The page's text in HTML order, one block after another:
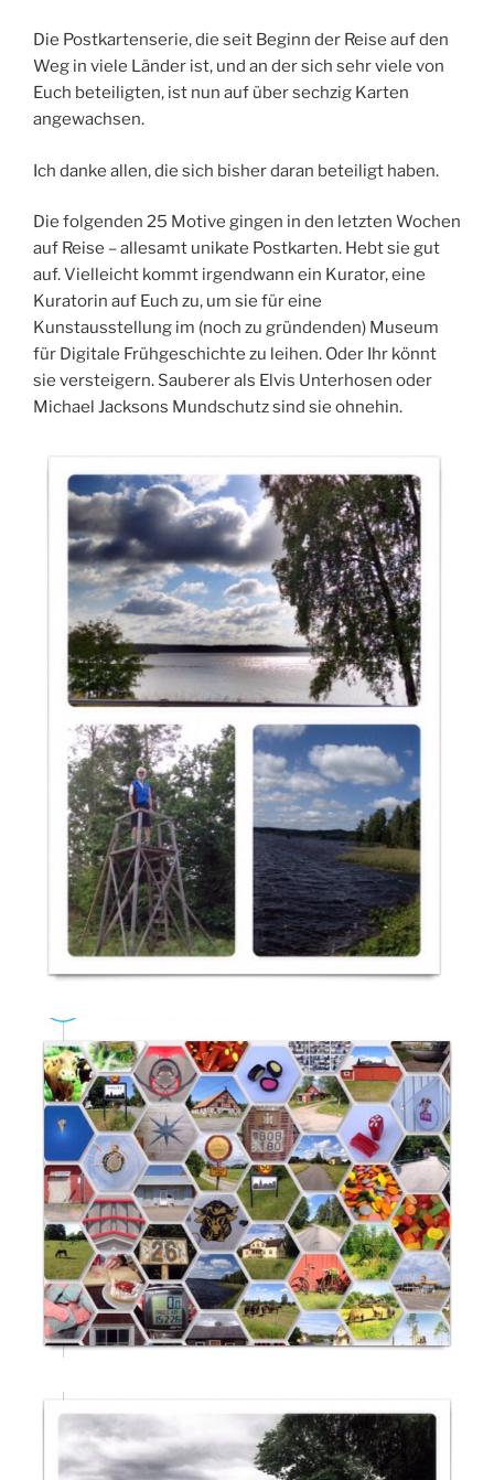
Die Postkartenserie, die seit Beginn der Reise auf den
Weg in viele Länder ist, und an der sich sehr viele von
Euch beteiligten, ist nun auf über sechzig Karten
angewachsen.
Ich danke allen, die sich bisher daran beteiligt haben.
Die folgenden 25 Motive gingen in den letzten Wochen
auf Reise – allesamt unikate Postkarten. Hebt sie gut
auf. Vielleicht kommt irgendwann ein Kurator, eine
Kuratorin auf Euch zu, um sie für eine
Kunstausstellung im (noch zu gründenden) Museum
für Digitale Frühgeschichte zu leihen. Oder Ihr könnt
sie versteigern. Sauberer als Elvis Unterhosen oder
Michael Jacksons Mundschutz sind sie ohnehin.